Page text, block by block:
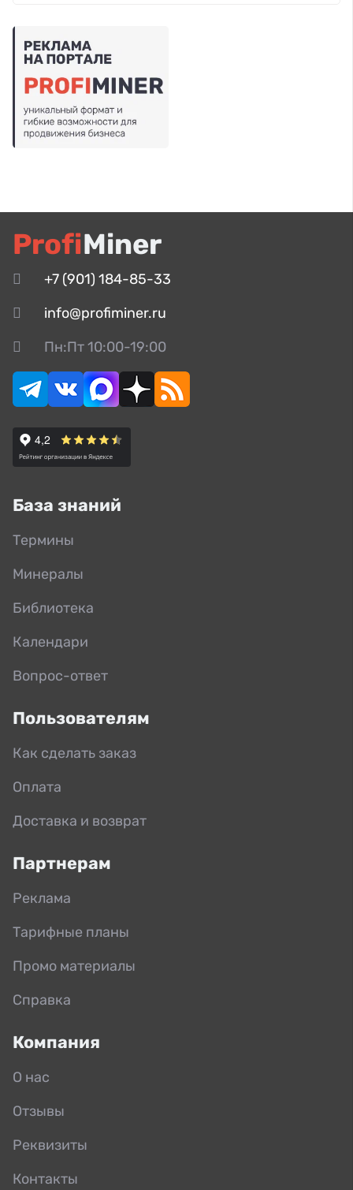
ProfiMiner
+7 (901) 184-85-33
info@profiminer.ru
Пн:Пт 10:00-19:00
База знаний
Термины
Минералы
Библиотека
Календари
Вопрос-ответ
Пользователям
Как сделать заказ
Оплата
Доставка и возврат
Партнерам
Реклама
Тарифные планы
Промо материалы
Справка
Компания
О нас
Отзывы
Реквизиты
Контакты